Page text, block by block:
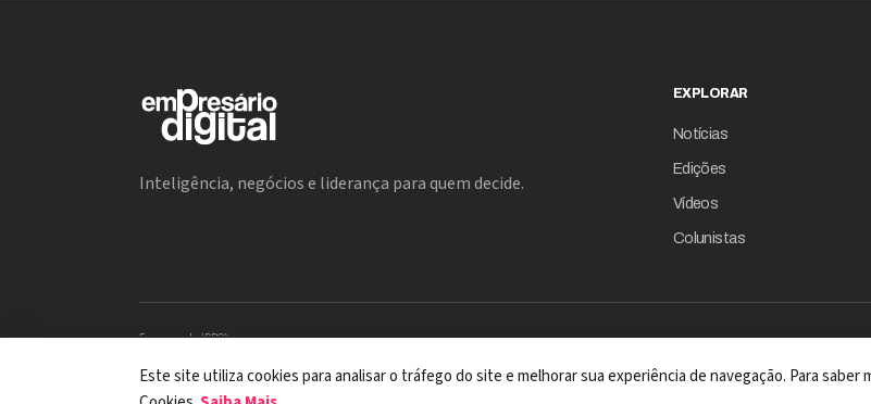
Inteligência, negócios e liderança para quem decide.
EXPLORAR
Notícias
Edições
Vídeos
Colunistas
Encarregada (DPO)
Solicitação de Titular – Serinews
A
Este site utiliza cookies para analisar o tráfego do site e melhorar sua experiência de navegação. Para saber